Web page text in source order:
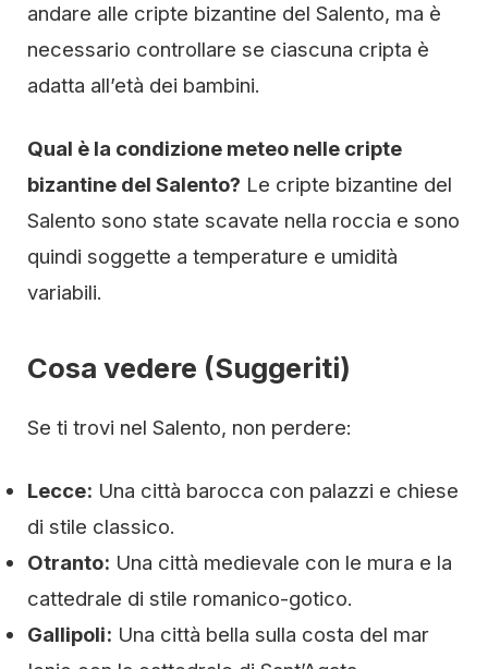
andare alle cripte bizantine del Salento, ma è
necessario controllare se ciascuna cripta è
adatta all’età dei bambini.
Qual è la condizione meteo nelle cripte
bizantine del Salento? Le cripte bizantine del
Salento sono state scavate nella roccia e sono
quindi soggette a temperature e umidità
variabili.
Cosa vedere (Suggeriti)
Se ti trovi nel Salento, non perdere:
Lecce: Una città barocca con palazzi e chiese
di stile classico.
Otranto: Una città medievale con le mura e la
cattedrale di stile romanico-gotico.
Gallipoli: Una città bella sulla costa del mar